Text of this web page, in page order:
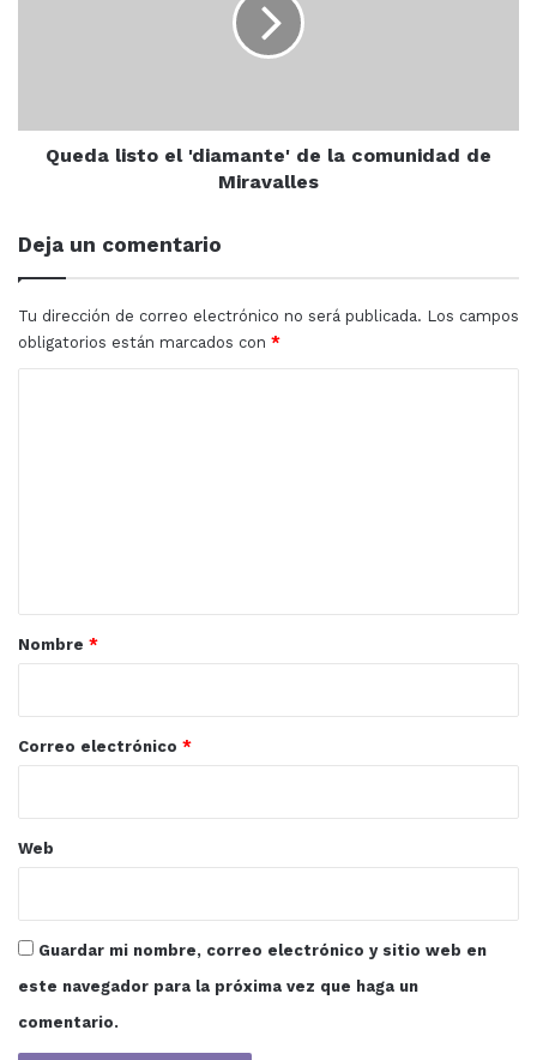
Miravalles
Queda listo el 'diamante' de la comunidad de
Miravalles
Deja un comentario
Tu dirección de correo electrónico no será publicada. Los campos
obligatorios están marcados con *
r
*
Nombre *
Correo electrónico *
Web
Guardar mi nombre, correo electrónico y sitio web en
este navegador para la próxima vez que haga un
comentario.